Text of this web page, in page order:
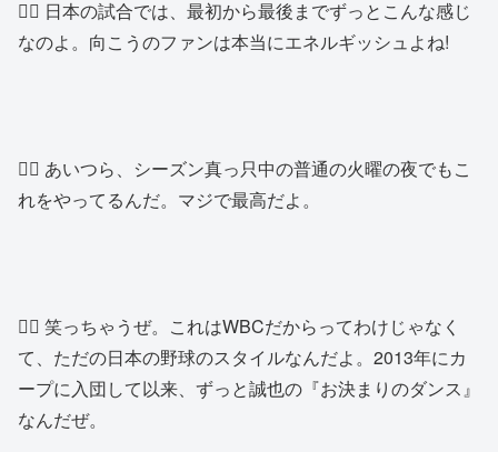
👱‍♀️ 日本の試合では、最初から最後までずっとこんな感じ
なのよ。向こうのファンは本当にエネルギッシュよね!
👱‍♂️ あいつら、シーズン真っ只中の普通の火曜の夜でもこ
れをやってるんだ。マジで最高だよ。
👱‍♂️ 笑っちゃうぜ。これはWBCだからってわけじゃなく
て、ただの日本の野球のスタイルなんだよ。2013年にカ
ープに入団して以来、ずっと誠也の『お決まりのダンス』
なんだぜ。